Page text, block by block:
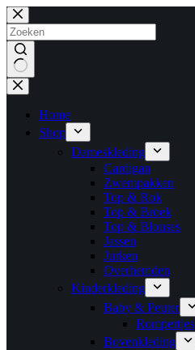
Ga
naar
de
inhoud
Geen
resultaten
Home
Shop
Dameskleding
Cardigan
Zwempakken
Top & Rok
Top & Broek
Top & Blouses
Jassen
Jurken
Overhemden
Kinderkleding
Baby & Peuter
Rompertjes
Bovenkleding